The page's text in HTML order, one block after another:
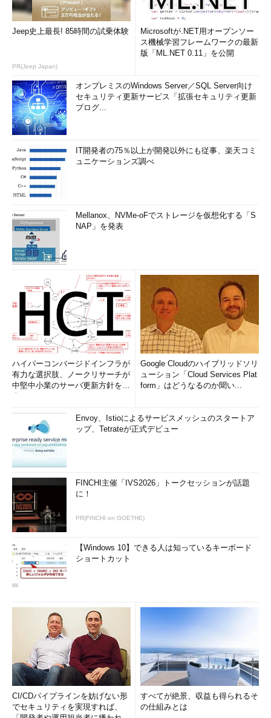
Jeep史上最長! 85時間の試乗体験
PR(Jeep Japan)
Microsoftが.NET用オープンソー
ス機械学習フレームワークの最新
版「ML.NET 0.11」を公開
オンプレミスのWindows Server／SQL Server向け
セキュリティ更新サービス「拡張セキュリティ更新
プログ...
IT開発者の75％以上が開発以外にも従事、楽天コミ
ュニケーションズ調べ
Mellanox、NVMe-oFでストレージを仮想化する「S
NAP」を発表
ハイパーコンバージドインフラが
有力な選択肢、ノークリサーチが
中堅中小業のサーバ更新方針を調
Google Cloudのハイブリッドソリ
ューション「Cloud Services Plat
form」はどうなるのか聞い...
Envoy、Istioによるサービスメッシュのスタートア
ップ、Tetrateが正式デビュー
FINCHI主催「IVS2026」トークセッションが話題
に！
PR(FINCHI on GOETHE)
【Windows 10】できる人は知っているキーボード
ショートカット
CI/CDパイプラインを妨げない形
でセキュリティを実現すれば、
すべてが絶景、収益も得られるそ
の仕組みとは